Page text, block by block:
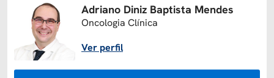
Adriano Diniz Baptista Mendes
Oncologia Clínica
Ver perfil